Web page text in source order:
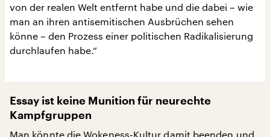
von der realen Welt entfernt habe und die dabei – wie
man an ihren antisemitischen Ausbrüchen sehen
könne – den Prozess einer politischen Radikalisierung
durchlaufen habe.“
Essay ist keine Munition für neurechte
Kampfgruppen
Man könnte die Wokeness-Kultur damit beenden und